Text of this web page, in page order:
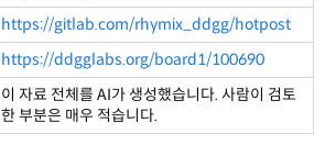
https://gitlab.com/rhymix_ddgg/hotpost
https://ddgglabs.org/board1/100690
이 자료 전체를 AI가 생성했습니다. 사람이 검토
한 부분은 매우 적습니다.